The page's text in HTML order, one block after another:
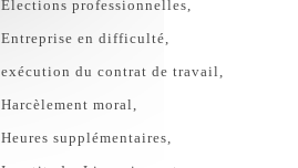
Elections professionnelles
Entreprise en difficulté
exécution du contrat de travail
Harcèlement moral
Heures supplémentaires